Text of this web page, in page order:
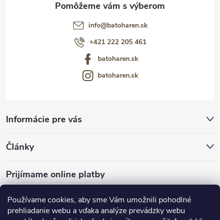
Používame cookies, aby sme Vám umožnili pohodlné
prehliadanie webu a vďaka analýze prevádzky webu
Informácie pre vás
Články
Prijímame online platby
info@batoharen.sk
+421 222 205 461
batoharen.sk
batoharen.sk